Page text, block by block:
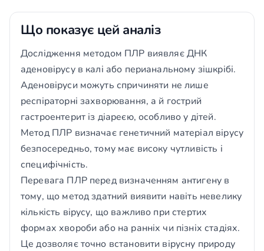
Що показує цей аналіз
Дослідження методом ПЛР виявляє ДНК
аденовірусу в калі або перианальному зішкрібі.
Аденовіруси можуть спричиняти не лише
респіраторні захворювання, а й гострий
гастроентерит із діареєю, особливо у дітей.
Метод ПЛР визначає генетичний матеріал вірусу
безпосередньо, тому має високу чутливість і
специфічність.
Перевага ПЛР перед визначенням антигену в
тому, що метод здатний виявити навіть невелику
кількість вірусу, що важливо при стертих
формах хвороби або на ранніх чи пізніх стадіях.
Це дозволяє точно встановити вірусну природу